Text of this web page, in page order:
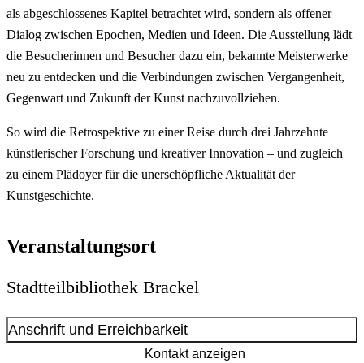
als abgeschlossenes Kapitel betrachtet wird, sondern als offener
Dialog zwischen Epochen, Medien und Ideen. Die Ausstellung lädt
die Besucherinnen und Besucher dazu ein, bekannte Meisterwerke
neu zu entdecken und die Verbindungen zwischen Vergangenheit,
Gegenwart und Zukunft der Kunst nachzuvollziehen.
So wird die Retrospektive zu einer Reise durch drei Jahrzehnte
künstlerischer Forschung und kreativer Innovation – und zugleich
zu einem Plädoyer für die unerschöpfliche Aktualität der
Kunstgeschichte.
Veranstaltungsort
Stadtteilbibliothek Brackel
Anschrift und Erreichbarkeit
Kontakt anzeigen